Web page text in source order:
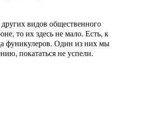
других видов общественного
то их здесь не мало. Есть, к
фуникулеров. Один из них мы
покататься не успели.